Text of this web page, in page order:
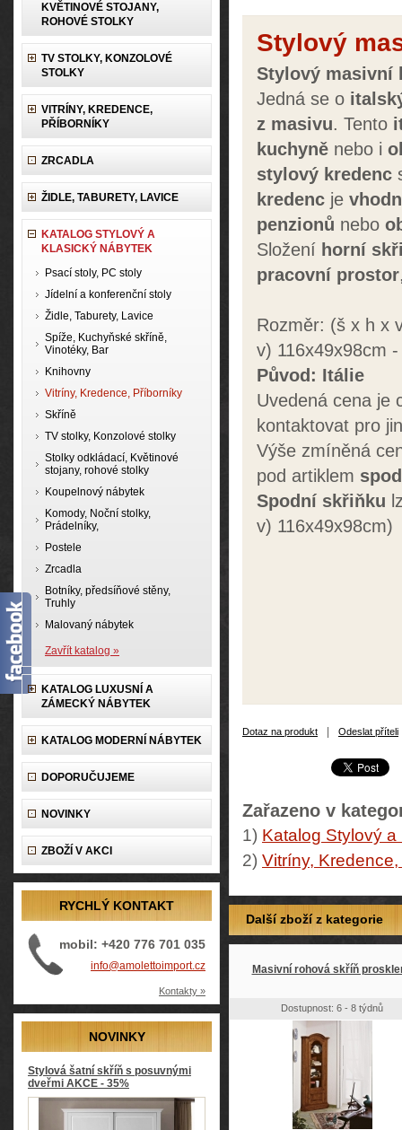
KVĚTINOVÉ STOJANY,
ROHOVÉ STOLKY
TV STOLKY, KONZOLOVÉ
STOLKY
VITRÍNY, KREDENCE,
PŘÍBORNÍKY
ZRCADLA
ŽIDLE, TABURETY, LAVICE
KATALOG STYLOVÝ A
KLASICKÝ NÁBYTEK
Psací stoly, PC stoly
Jídelní a konferenční stoly
Židle, Taburety, Lavice
Spíže, Kuchyňské skříně,
Vinotéky, Bar
Knihovny
Vitríny, Kredence, Příborníky
Skříně
TV stolky, Konzolové stolky
Stolky odkládací, Květinové
stojany, rohové stolky
Koupelnový nábytek
Komody, Noční stolky,
Prádelníky,
Postele
Zrcadla
Botníky, předsíňové stěny,
Truhly
Malovaný nábytek
Zavřít katalog »
KATALOG LUXUSNÍ A
ZÁMECKÝ NÁBYTEK
KATALOG MODERNÍ NÁBYTEK
DOPORUČUJEME
NOVINKY
ZBOŽÍ V AKCI
RYCHLÝ KONTAKT
mobil: +420 776 701 035
info@amolettoimport.cz
Kontakty »
NOVINKY
Stylová šatní skříň s posuvnými
dveřmi AKCE - 35%
Stylový
Stylový masivní
Jedná se o
z masivu. Tento
kuchyně nebo i
stylový kredenc
kredenc je
penzionů nebo
Složení horní
pracovní prostor
Rozměr: (š x h x
v) 116x49x98cm
Původ: Itálie
Uvedená cena je
kontaktovat pro
Výše zmíněná
pod artiklem
Spodní skřiňku
v) 116x49x98cm)
Dotaz na produkt Odeslat příteli
Zařazeno v
1) Katalog Stylový
2) Vitríny,
Další zboží z kategorie
Masivní rohová skříň
Dostupnost: 6 - 8 týdnů